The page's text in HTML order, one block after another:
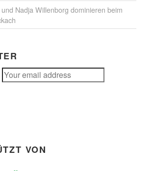
Nadja Willenborg dominieren beim
VON